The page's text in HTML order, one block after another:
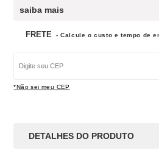
saiba mais
FRETE - Calcule o custo e tempo de
*Não sei meu CEP
DETALHES DO PRODUTO